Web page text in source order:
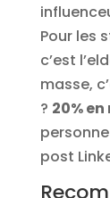
Pour les
c’est
masse,
? 20%
post